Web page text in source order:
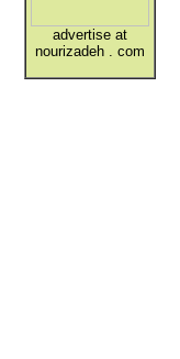
advertise at
nourizadeh . com